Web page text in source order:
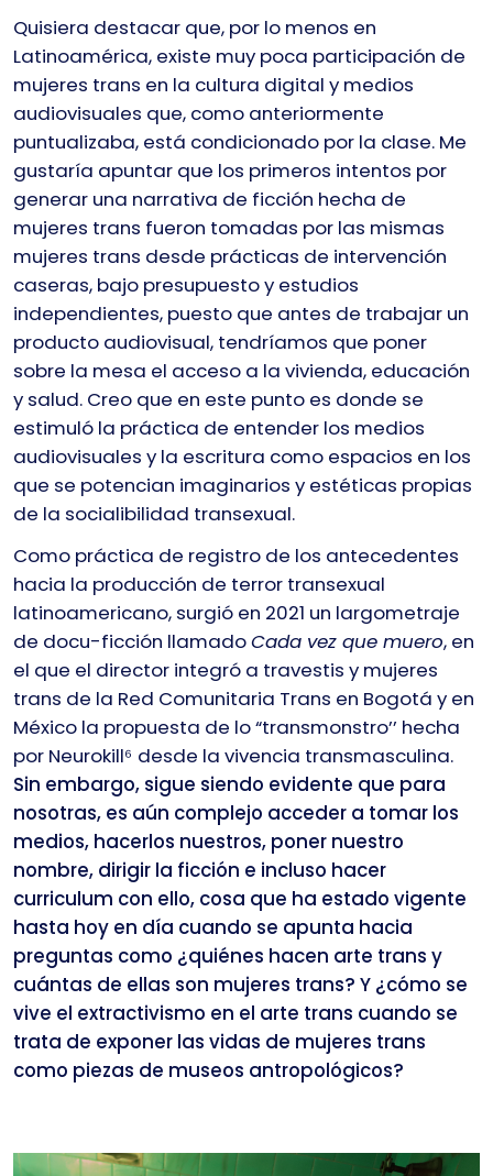
Quisiera destacar que, por lo menos en
Latinoamérica, existe muy poca participación de
mujeres trans en la cultura digital y medios
audiovisuales que, como anteriormente
puntualizaba, está condicionado por la clase. Me
gustaría apuntar que los primeros intentos por
generar una narrativa de ficción hecha de
mujeres trans fueron tomadas por las mismas
mujeres trans desde prácticas de intervención
caseras, bajo presupuesto y estudios
independientes, puesto que antes de trabajar un
producto audiovisual, tendríamos que poner
sobre la mesa el acceso a la vivienda, educación
y salud. Creo que en este punto es donde se
estimuló la práctica de entender los medios
audiovisuales y la escritura como espacios en los
que se potencian imaginarios y estéticas propias
de la socialibilidad transexual.
Como práctica de registro de los antecedentes
hacia la producción de terror transexual
latinoamericano, surgió en 2021 un largometraje
de docu-ficción llamadoCada vez que muero, en
el que el director integró a travestis y mujeres
trans de la Red Comunitaria Trans en Bogotá y en
México la propuesta de lo “transmonstro’’ hecha
por Neurokill⁶ desde la vivencia transmasculina.
Sin embargo, sigue siendo evidente que para
nosotras, es aún complejo acceder a tomar los
medios, hacerlos nuestros, poner nuestro
nombre, dirigir la ficción e incluso hacer
curriculum con ello, cosa que ha estado vigente
hasta hoy en día cuando se apunta hacia
preguntas como ¿quiénes hacen arte trans y
cuántas de ellas son mujeres trans? Y ¿cómo se
vive el extractivismo en el arte trans cuando se
trata de exponer las vidas de mujeres trans
como piezas de museos antropológicos?